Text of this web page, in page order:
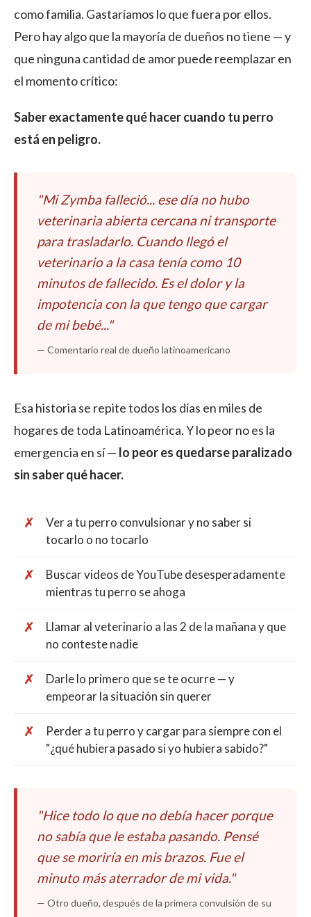
como familia. Gastaríamos lo que fuera por ellos.
Pero hay algo que la mayoría de dueños no tiene — y
que ninguna cantidad de amor puede reemplazar en
el momento crítico:
Saber exactamente qué hacer cuando tu perro
está en peligro.
"Mi Zymba falleció... ese día no hubo
veterinaria abierta cercana ni transporte
para trasladarlo. Cuando llegó el
veterinario a la casa tenía como 10
minutos de fallecido. Es el dolor y la
impotencia con la que tengo que cargar
de mi bebé..."
— Comentario real de dueño latinoamericano
Esa historia se repite todos los días en miles de
hogares de toda Latinoamérica. Y lo peor no es la
emergencia en sí — lo peor es quedarse paralizado
sin saber qué hacer.
Ver a tu perro convulsionar y no saber si
tocarlo o no tocarlo
Buscar videos de YouTube desesperadamente
mientras tu perro se ahoga
Llamar al veterinario a las 2 de la mañana y que
no conteste nadie
Darle lo primero que se te ocurre — y
empeorar la situación sin querer
Perder a tu perro y cargar para siempre con el
"¿qué hubiera pasado si yo hubiera sabido?"
"Hice todo lo que no debía hacer porque
no sabía que le estaba pasando. Pensé
que se moriría en mis brazos. Fue el
minuto más aterrador de mi vida."
— Otro dueño, después de la primera convulsión de su